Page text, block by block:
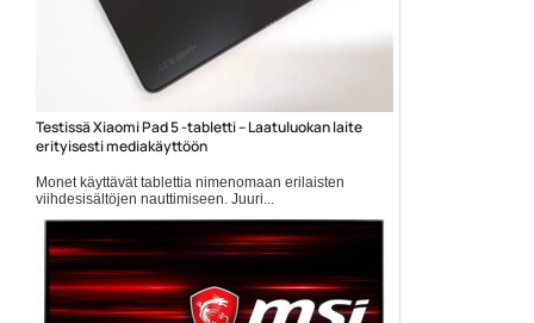
Testissä Xiaomi Pad 5 -tabletti – Laatuluokan laite
erityisesti mediakäyttöön
Monet käyttävät tablettia nimenomaan erilaisten
viihdesisältöjen nauttimiseen. Juuri...
android-tabletit